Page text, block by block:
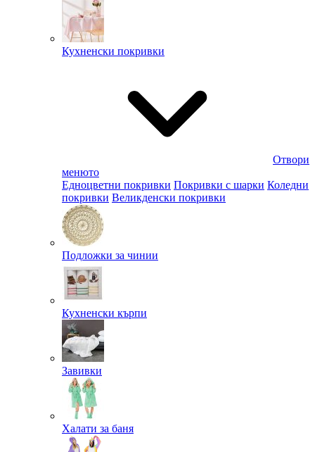
Кухненски покривки
Отвори
менюто
Едноцветни покривки Покривки с шарки Коледни
покривки Великденски покривки
Подложки за чинии
Кухненски кърпи
Завивки
Халати за баня